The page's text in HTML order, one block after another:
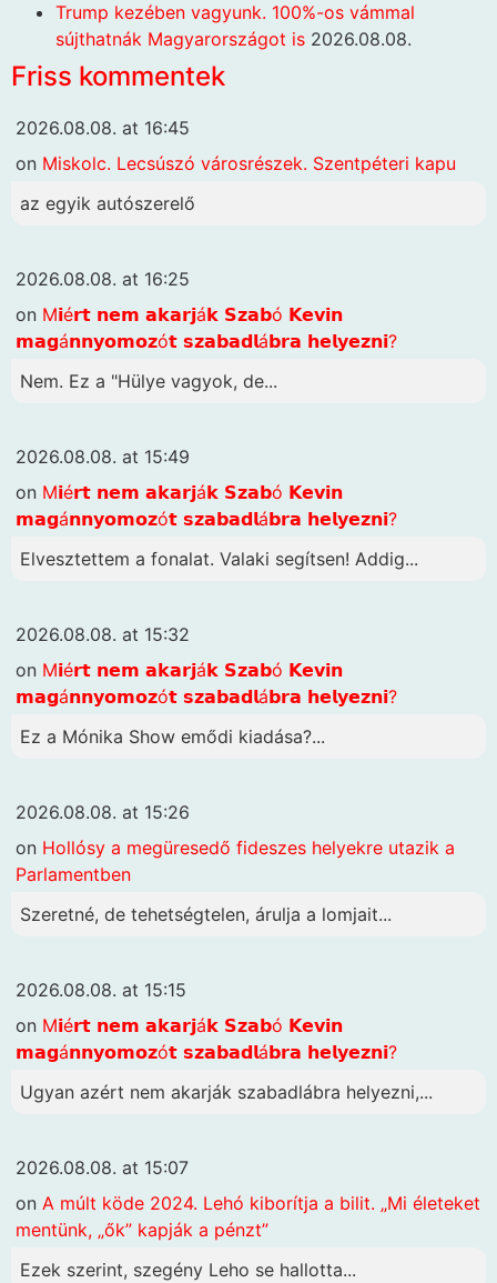
Trump kezében vagyunk. 100%-os vámmal
sújthatnák Magyarországot is 2026.08.08.
Friss kommentek
2026.08.08. at 16:45
on Miskolc. Lecsúszó városrészek. Szentpéteri kapu
az egyik autószerelő
2026.08.08. at 16:25
on M𝗶é𝗿𝘁 𝗻𝗲𝗺 𝗮𝗸𝗮𝗿𝗷á𝗸 𝗦𝘇𝗮𝗯ó 𝗞𝗲𝘃𝗶𝗻
𝗺𝗮𝗴á𝗻𝗻𝘆𝗼𝗺𝗼𝘇ó𝘁 𝘀𝘇𝗮𝗯𝗮𝗱𝗹á𝗯𝗿𝗮 𝗵𝗲𝗹𝘆𝗲𝘇𝗻𝗶?
Nem. Ez a "Hülye vagyok, de...
2026.08.08. at 15:49
on M𝗶é𝗿𝘁 𝗻𝗲𝗺 𝗮𝗸𝗮𝗿𝗷á𝗸 𝗦𝘇𝗮𝗯ó 𝗞𝗲𝘃𝗶𝗻
𝗺𝗮𝗴á𝗻𝗻𝘆𝗼𝗺𝗼𝘇ó𝘁 𝘀𝘇𝗮𝗯𝗮𝗱𝗹á𝗯𝗿𝗮 𝗵𝗲𝗹𝘆𝗲𝘇𝗻𝗶?
Elvesztettem a fonalat. Valaki segítsen! Addig...
2026.08.08. at 15:32
on M𝗶é𝗿𝘁 𝗻𝗲𝗺 𝗮𝗸𝗮𝗿𝗷á𝗸 𝗦𝘇𝗮𝗯ó 𝗞𝗲𝘃𝗶𝗻
𝗺𝗮𝗴á𝗻𝗻𝘆𝗼𝗺𝗼𝘇ó𝘁 𝘀𝘇𝗮𝗯𝗮𝗱𝗹á𝗯𝗿𝗮 𝗵𝗲𝗹𝘆𝗲𝘇𝗻𝗶?
Ez a Mónika Show emődi kiadása?...
2026.08.08. at 15:26
on Hollósy a megüresedő fideszes helyekre utazik a
Parlamentben
Szeretné, de tehetségtelen, árulja a lomjait...
2026.08.08. at 15:15
on M𝗶é𝗿𝘁 𝗻𝗲𝗺 𝗮𝗸𝗮𝗿𝗷á𝗸 𝗦𝘇𝗮𝗯ó 𝗞𝗲𝘃𝗶𝗻
𝗺𝗮𝗴á𝗻𝗻𝘆𝗼𝗺𝗼𝘇ó𝘁 𝘀𝘇𝗮𝗯𝗮𝗱𝗹á𝗯𝗿𝗮 𝗵𝗲𝗹𝘆𝗲𝘇𝗻𝗶?
Ugyan azért nem akarják szabadlábra helyezni,...
2026.08.08. at 15:07
on A múlt köde 2024. Lehó kiborítja a bilit. „Mi életeket
mentünk, „ők” kapják a pénzt”
Ezek szerint, szegény Leho se hallotta...